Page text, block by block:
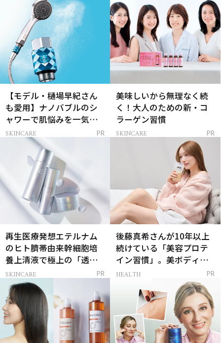
【モデル・樋場早紀さん
も愛用】ナノバブルのシ
ャワーで肌悩みを一気に
解決
SKINCARE PR
美味しいから無理なく続
く！大人のための新・コ
ラーゲン習慣
SKINCARE PR
再生医療発想エテルナム
のヒト臍帯由来幹細胞培
養上清液で極上の「透明
感ハリ肌」へ
SKINCARE PR
後藤真希さんが10年以上
続けている「美容プロテ
イン習慣」。美ボディを
支える朝ルーティンと
HEALTH PR